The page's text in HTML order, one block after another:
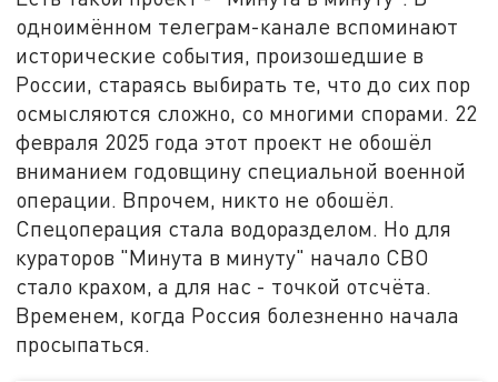
одноимённом телеграм-канале вспоминают
исторические события, произошедшие в
России, стараясь выбирать те, что до сих пор
осмысляются сложно, со многими спорами. 22
февраля 2025 года этот проект не обошёл
вниманием годовщину специальной военной
операции. Впрочем, никто не обошёл.
Спецоперация стала водоразделом. Но для
кураторов "Минута в минуту" начало СВО
стало крахом, а для нас - точкой отсчёта.
Временем, когда Россия болезненно начала
просыпаться.